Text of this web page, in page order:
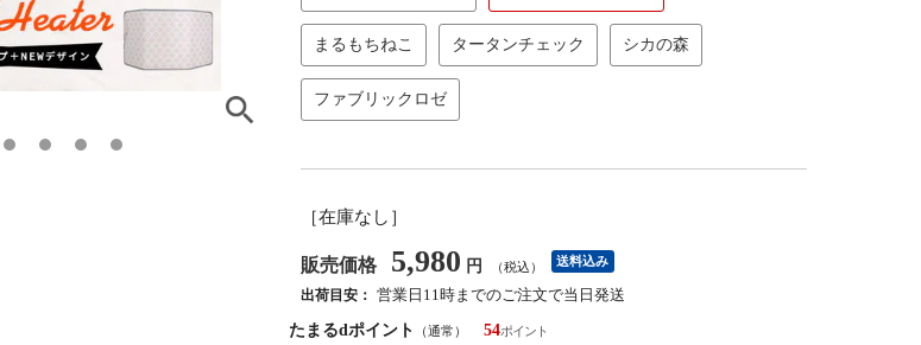
まるもちねこ タータンチェック シカの森
ファブリックロゼ
［在庫なし］
販売価格 5,980 円 （税込） 送料込み
出荷目安： 営業日11時までのご注文で当日発送
たまるdポイント
（通常）
54